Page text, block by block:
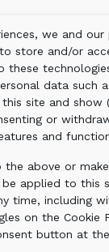
we and our
store and/or
these
data such
site and show
or
and
above or
applied to this
time, including
on the Cookie
button at
ja
tietoisuutta
sekä
Ennen